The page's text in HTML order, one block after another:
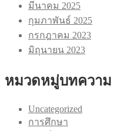
มีนาคม 2025
กุมภาพันธ์ 2025
กรกฎาคม 2023
มิถุนายน 2023
หมวดหมู่บทความ
Uncategorized
การศึกษา